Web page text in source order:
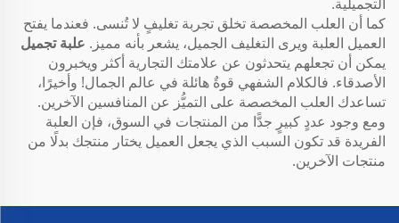
كما أن العلب المخصصة تخلق تجربة تغليفٍ لا تُنسى. فعندما يفتح
العميل العلبة ويرى التغليف الجميل، يشعر بأنه مميز. علبة تجميل
يمكن أن تجعلهم يتحدثون عن علامتك التجارية أكثر ويخبرون
الأصدقاء. فالكلام الشفهي قوةٌ هائلة في عالم الجمال! وأخيرًا،
تساعدك العلب المخصصة على التميُّز عن المنافسين الآخرين.
ومع وجود عددٍ كبيرٍ جدًّا من المنتجات في السوق، فإن العلبة
الفريدة قد تكون السبب الذي يجعل العميل يختار منتجك بدلًا من
منتجات الآخرين.